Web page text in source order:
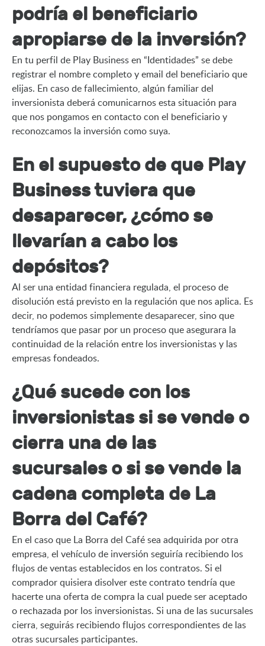
podría el beneficiario
apropiarse de la inversión?
En tu perfil de Play Business en “Identidades” se debe
registrar el nombre completo y email del beneficiario que
elijas. En caso de fallecimiento, algún familiar del
inversionista deberá comunicarnos esta situación para
que nos pongamos en contacto con el beneficiario y
reconozcamos la inversión como suya.
En el supuesto de que Play
Business tuviera que
desaparecer, ¿cómo se
llevarían a cabo los
depósitos?
Al ser una entidad financiera regulada, el proceso de
disolución está previsto en la regulación que nos aplica. Es
decir, no podemos simplemente desaparecer, sino que
tendríamos que pasar por un proceso que asegurara la
continuidad de la relación entre los inversionistas y las
empresas fondeados.
¿Qué sucede con los
inversionistas si se vende o
cierra una de las
sucursales o si se vende la
cadena completa de La
Borra del Café?
En el caso que La Borra del Café sea adquirida por otra
empresa, el vehículo de inversión seguiría recibiendo los
flujos de ventas establecidos en los contratos. Si el
comprador quisiera disolver este contrato tendría que
hacerte una oferta de compra la cual puede ser aceptado
o rechazada por los inversionistas. Si una de las sucursales
cierra, seguirás recibiendo flujos correspondientes de las
otras sucursales participantes.